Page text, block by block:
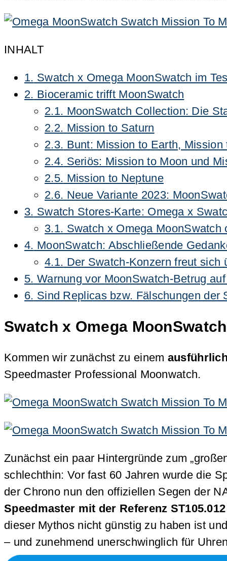
INHALT
1. Swatch x Omega MoonSwatch im
2. Bioceramic trifft MoonSwatch
2.1. MoonSwatch Collection: Die
2.2. Mission to Saturn
2.3. Bunt: Mission to Earth,
2.4. Seriös: Mission to Moon und
2.5. Mission to Neptune
2.6. Neue Variante 2023:
3. Swatch Stores-Karte: Omega x
3.1. Swatch x Omega
4. MoonSwatch: Abschließende
4.1. Der Swatch-Konzern freut sich
5. Warnung vor MoonSwatch-Betrug
6. Sind Replicas bzw. Fälschungen der
Swatch x Omega
Kommen wir zunächst zu einem
Speedmaster Professional Moonwatch.
Zunächst ein paar Hintergründe zum
schlechthin: Vor fast 60 Jahren wurde die
der Chrono nun den offiziellen Segen der
Speedmaster mit der Referenz ST105.012
dieser Mythos nicht günstig zu haben ist
– und zunehmend unerschwinglich für